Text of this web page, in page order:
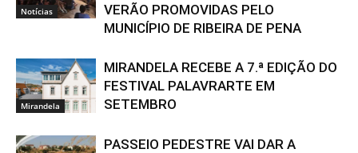
Notícias
VERÃO PROMOVIDAS PELO
MUNICÍPIO DE RIBEIRA DE PENA
Mirandela
MIRANDELA RECEBE A 7.ª EDIÇÃO DO
FESTIVAL PALAVRARTE EM
SETEMBRO
PASSEIO PEDESTRE VAI DAR A